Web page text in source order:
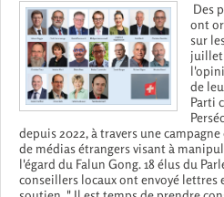
Des
ont
sur
juillet
de
Parti
depuis 2022, à travers une
de médias étrangers visant à
l'égard du Falun Gong. 18 élus du
conseillers locaux ont envoyé lettres